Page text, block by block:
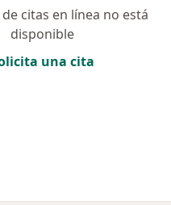
citas en línea no está
disponible
una cita